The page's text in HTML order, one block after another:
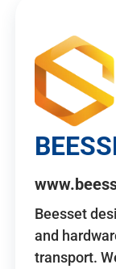
Beesset
and
transport.